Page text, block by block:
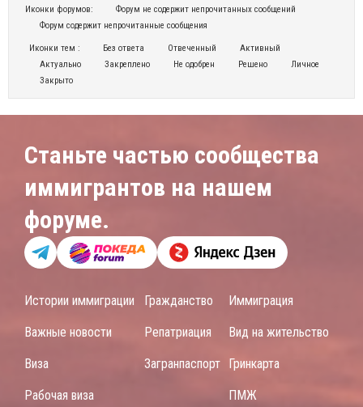
Иконки форумов:
Форум не содержит непрочитанных сообщений
Форум содержит непрочитанные сообщения
Иконки тем : Без ответа Отвеченный
Активный
Актуально
Закреплено Не одобрен Решено
Личное
Закрыто
Станьте частью сообщества
иммигрантов на нашем
форуме.
Истории иммиграции
Важные новости
Виза
Рабочая виза
Гражданство
Репатриация
Загранпаспорт
Иммиграция
Вид на жительство
Гринкарта
ПМЖ